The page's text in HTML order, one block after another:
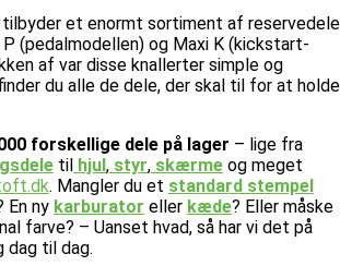
et enormt sortiment af reservedele
(pedalmodellen) og Maxi K (kickstart-
af var disse knallerter simple og
du alle de dele, der skal til for at holde
forskellige dele på lager – lige fra
til hjul, styr, skærme og meget
. Mangler du et standard stempel
En ny karburator eller kæde? Eller måske
farve? – Uanset hvad, så har vi det på
dag til dag.